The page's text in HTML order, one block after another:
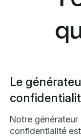
la collecte,
Elle facilite
traitant des
démontre votre
Le
Notre
confidentialité